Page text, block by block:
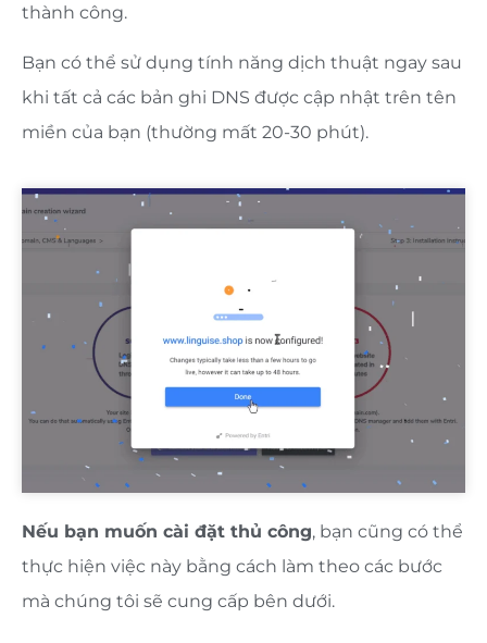
thành công.
Bạn có thể sử dụng tính năng dịch thuật ngay sau
khi tất cả các bản ghi DNS được cập nhật trên tên
miền của bạn (thường mất 20-30 phút).
Nếu bạn muốn cài đặt thủ công, bạn cũng có thể
thực hiện việc này bằng cách làm theo các bước
mà chúng tôi sẽ cung cấp bên dưới.